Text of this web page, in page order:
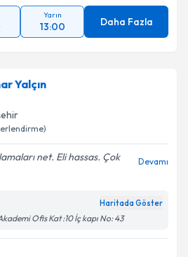
Yarın
13:00 Daha Fazla
Yalçın
net. Eli hassas. Çok
Devamı
Haritada Göster
Ofis Kat :10 İç kapı No: 43